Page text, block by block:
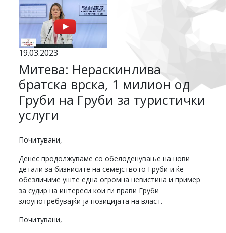
19.03.2023
Митева: Нераскинлива
братска врска, 1 милион од
Груби на Груби за туристички
услуги
Почитувани,
Денес продолжуваме со обелоденување на нови
детали за бизнисите на семејството Груби и ќе
обезличиме уште една огромна невистина и пример
за судир на интереси кои ги прави Груби
злоупотребувајќи ја позицијата на власт.
Почитувани,